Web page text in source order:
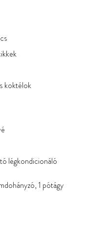
koktélok
légkondicionáló
1 pótágy